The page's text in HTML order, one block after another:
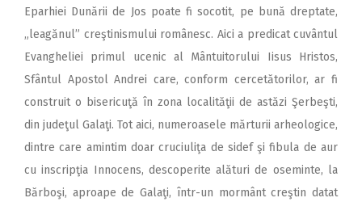
Eparhiei Dunării de Jos poate fi socotit, pe bună dreptate,
„leagănul” creştinismului românesc. Aici a predicat cuvântul
Evangheliei primul ucenic al Mântuitorului Iisus Hristos,
Sfântul Apostol Andrei care, conform cercetătorilor, ar fi
construit o bisericuţă în zona localităţii de astăzi Şerbeşti,
din judeţul Galaţi. Tot aici, numeroasele mărturii arheologice,
dintre care amintim doar cruciuliţa de sidef şi fibula de aur
cu inscripţia Innocens, descoperite alături de oseminte, la
Bărboşi, aproape de Galaţi, într-un mormânt creştin datat